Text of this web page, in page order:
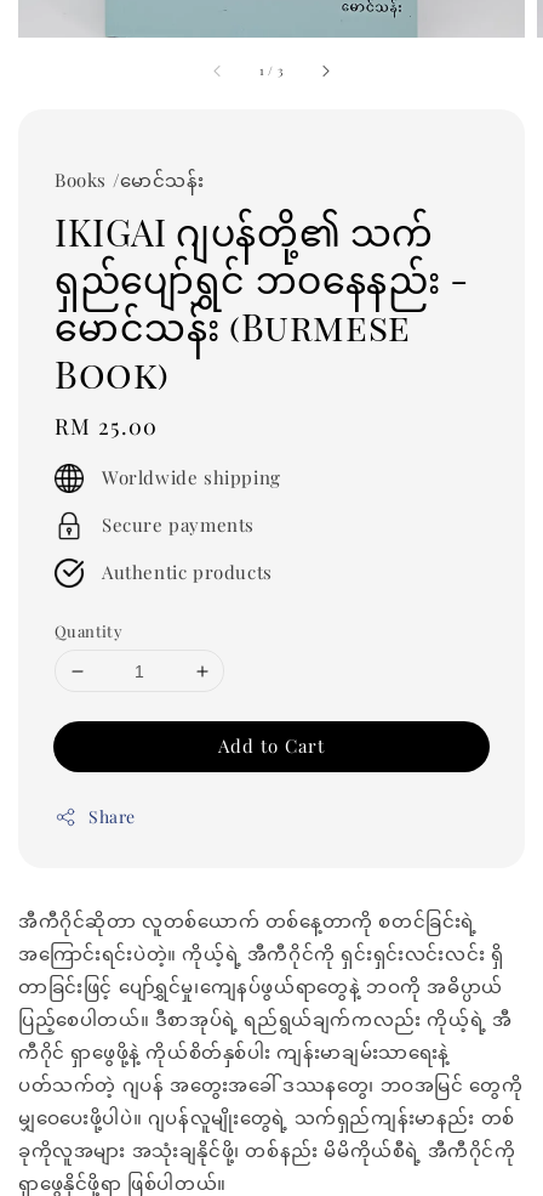
1 / 3
Books /မောင်သန်း
IKIGAI ဂျပန်တို့၏ သက်
ရှည်ပျော်ရွှင် ဘဝနေနည်း -
မောင်သန်း (Burmese
Book)
Regular
price
RM 25.00
Worldwide shipping
Secure payments
Authentic products
Quantity
Add to Cart
Share
အီကီဂိုင်ဆိုတာ လူတစ်ယောက် တစ်နေ့တာကို စတင်ခြင်းရဲ့
အကြောင်းရင်းပဲတဲ့။ ကိုယ့်ရဲ့ အီကီဂိုင်ကို ရှင်းရှင်းလင်းလင်း ရှိ
တာခြင်းဖြင့် ပျော်ရွှင်မှု၊ကျေနပ်ဖွယ်ရာတွေနဲ့ ဘဝကို အဓိပ္ပာယ်
ပြည့်စေပါတယ်။ ဒီစာအုပ်ရဲ့ ရည်ရွယ်ချက်ကလည်း ကိုယ့်ရဲ့ အီ
ကီဂိုင် ရှာဖွေဖို့နဲ့ ကိုယ်စိတ်နှစ်ပါး ကျန်းမာချမ်းသာရေးနဲ့
ပတ်သက်တဲ့ ဂျပန် အတွေးအခေါ် ဒဿနတွေ၊ ဘဝအမြင် တွေကို
မျှဝေပေးဖို့ပါပဲ။ ဂျပန်လူမျိုးတွေရဲ့ သက်ရှည်ကျန်းမာနည်း တစ်
ခုကိုလူအများ အသုံးချနိုင်ဖို့၊ တစ်နည်း မိမိကိုယ်စီရဲ့ အီကီဂိုင်ကို
ရှာဖွေနိုင်ဖို့ရာ ဖြစ်ပါတယ်။